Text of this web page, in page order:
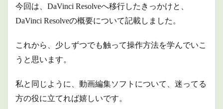
今回は、DaVinci Resolveへ移行したきっかけと、
DaVinci Resolveの概要について記載しました。
これから、少しずつでも触って操作方法を学んでいこ
うと思います。
私と同じように、動画編集ソフトについて、迷ってる
方の役に立てれば嬉しいです。